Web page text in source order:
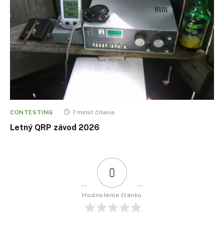
CONTESTING 7 minút čítania
Letný QRP závod 2026
0
Hodnotenie článku